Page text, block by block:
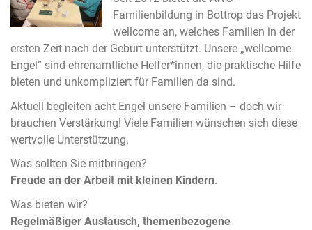
Familienbildung in Bottrop das Projekt
wellcome an, welches Familien in der
ersten Zeit nach der Geburt unterstützt. Unsere „wellcome-
Engel“ sind ehrenamtliche Helfer*innen, die praktische Hilfe
bieten und unkompliziert für Familien da sind.
Aktuell begleiten acht Engel unsere Familien – doch wir
brauchen Verstärkung! Viele Familien wünschen sich diese
wertvolle Unterstützung.
Was sollten Sie mitbringen?
Freude an der Arbeit mit kleinen Kindern.
Was bieten wir?
Regelmäßiger Austausch, themenbezogene